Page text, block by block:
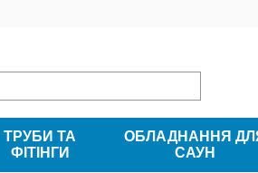
ТРУБИ ТА
ФІТІНГИ
ОБЛАДНАННЯ
САУН